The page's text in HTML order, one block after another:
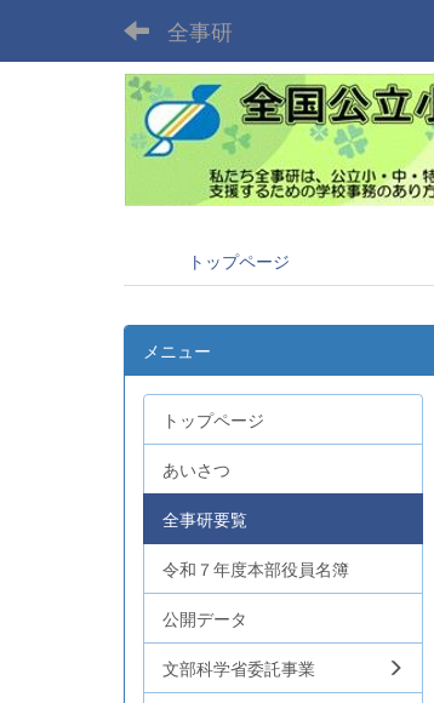
全事研
トップページ
メニュー
トップページ
あいさつ
全事研要覧
令和７年度本部役員名簿
公開データ
文部科学省委託事業